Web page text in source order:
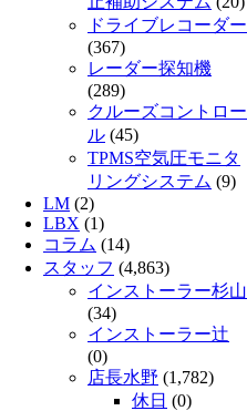
ドライブレコーダー
(367)
レーダー探知機
(289)
クルーズコントロー
ル (45)
TPMS空気圧モニタ
リングシステム (9)
LM (2)
LBX (1)
コラム (14)
スタッフ (4,863)
インストーラー杉山
(34)
インストーラー辻
(0)
店長水野 (1,782)
休日 (0)